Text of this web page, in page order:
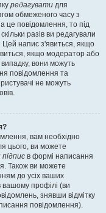
редагувати для
обмеженого часу з
це повідомлення, то під
разів ви редагували
Цей напис з'явиться, якщо
якщо модератор або
вони можуть
повідомлення та
не можуть
вам необхідно
цього, ви можете
в формі написання
Також ви можете
до усіх ваших
вашому профілі (ви
знявши відмітку
повідомлення).